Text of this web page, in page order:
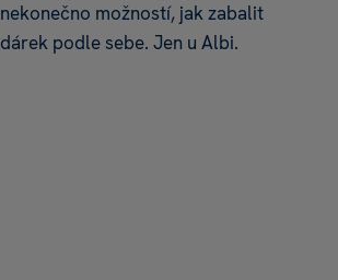
nekonečno možností, jak zabalit
dárek podle sebe. Jen u Albi.